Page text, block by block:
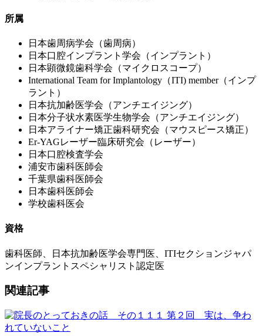
所属
日本歯周病学会（歯周病）
日本口腔インプラント学会（インプラント）
日本顕微鏡歯科学会（マイクロスコープ）
International Team for Implantology（ITI) member（インプ
ラント）
日本抗加齢医学会（アンチエイジング）
日本分子状水素医学生物学会（アンチエイジング）
日本アライナー矯正歯科研究会（マウスピース矯正）
Er-YAGレーザー臨床研究会（レーザー）
日本口腔検査学会
浦安市歯科医師会
千葉県歯科医師会
日本歯科医師会
学校歯科医会
資格
歯科医師、日本抗加齢医学会専門医、ITIセクションジャパ
ンインプラントスペシャリスト認定医
関連記事